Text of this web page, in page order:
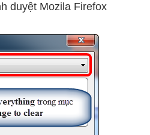
duyệt Mozila Firefox